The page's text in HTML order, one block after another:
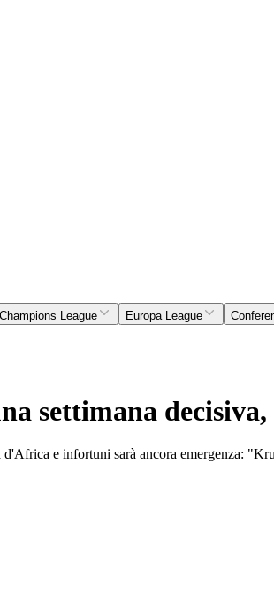
Champions League Europa League
settimana decisiva,
e infortuni sarà ancora emergenza: